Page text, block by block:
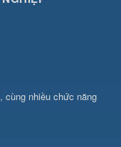
cùng nhiều chức năng